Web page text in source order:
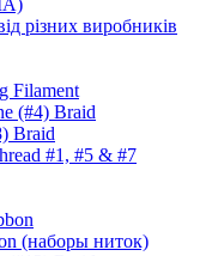
різних виробників
Filament
(#4) Braid
Braid
#1, #5 & #7
(наборы ниток)